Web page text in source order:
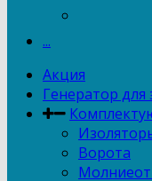
...
Акция
Генератор для
Ворота